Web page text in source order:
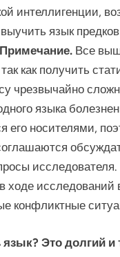
интеллигенции,
язык
Примечание. Все
как получить
чрезвычайно
языка
его носителями,
исследователя.
ходе исследований
конфликтные
язык? Это долгий